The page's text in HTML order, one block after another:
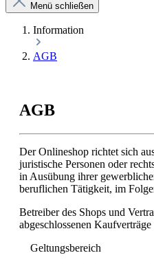
Menü schließen
Information
AGB
AGB
Der Onlineshop richtet sich
juristische Personen oder
in Ausübung ihrer
beruflichen Tätigkeit, im
Betreiber des Shops und
abgeschlossenen
Geltungsbereich